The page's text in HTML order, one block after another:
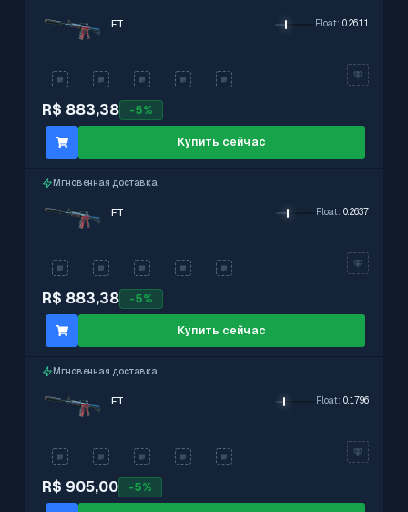
R$ 883,38 -5%
FT Float: 0.2611
Купить сейчас
Мгновенная доставка
R$ 883,38 -5%
FT Float: 0.2637
Купить сейчас
Мгновенная доставка
R$ 905,00 -5%
FT Float: 0.1796